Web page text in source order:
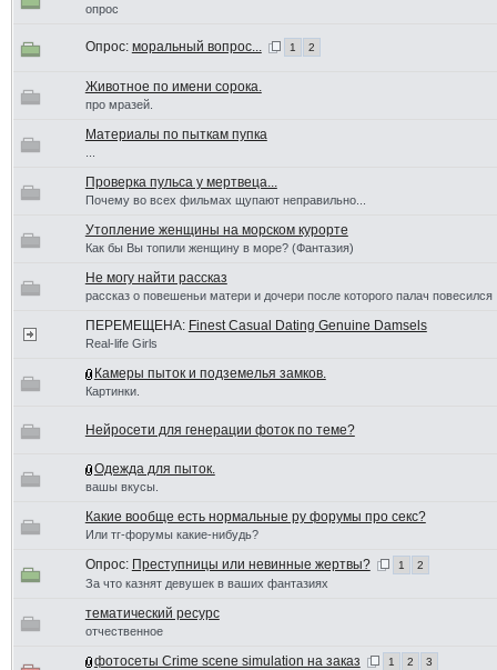
опрос
Опрос: моральный вопрос... 1 2
Животное по имени сорока.
про мразей.
Материалы по пыткам пупка
Проверка пульса у мертвеца...
Почему во всех фильмах щупают неправильно...
Утопление женщины на морском курорте
Как бы Вы топили женщину в море? (Фантазия)
Не могу найти рассказ
рассказ о повешеньи матери и дочери после которого палач повесился
ПЕРЕМЕЩЕНА: Finest Сasual Dating Genuine Damsels
Real-life Girls
Камеры пыток и подземелья замков.
Картинки.
Нейросети для генерации фоток по теме?
Одежда для пыток.
вашы вкусы.
Какие вообще есть нормальные ру форумы про секс?
Или тг-форумы какие-нибудь?
Опрос: Преступницы или невинные жертвы? 1 2
За что казнят девушек в ваших фантазиях
тематический ресурс
отчественное
фотосеты Crime scene simulation на заказ 1 2 3